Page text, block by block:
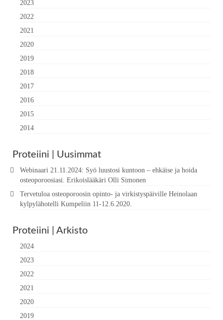
2023
2022
2021
2020
2019
2018
2017
2016
2015
2014
Proteiini | Uusimmat
Webinaari 21.11.2024: Syö luustosi kuntoon – ehkäise ja hoida
osteoporoosiasi. Erikoislääkäri Olli Simonen
Tervetuloa osteoporoosin opinto- ja virkistyspäiville Heinolaan
kylpylähotelli Kumpeliin 11-12.6.2020.
Proteiini | Arkisto
2024
2023
2022
2021
2020
2019